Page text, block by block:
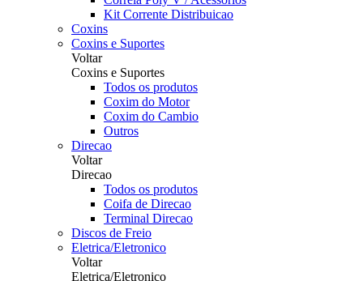
Kit Corrente Distribuicao
Coxins
Coxins e Suportes
Voltar
Coxins e Suportes
Todos os produtos
Coxim do Motor
Coxim do Cambio
Outros
Direcao
Voltar
Direcao
Todos os produtos
Coifa de Direcao
Terminal Direcao
Discos de Freio
Eletrica/Eletronico
Voltar
Eletrica/Eletronico